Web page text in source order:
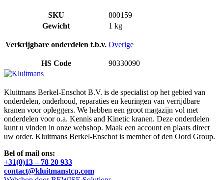
SKU
800159
Gewicht
1 kg
Verkrijgbare onderdelen t.b.v. Overige
HS Code 90330090
Kluitmans Berkel-Enschot B.V. is de specialist op het gebied van
onderdelen, onderhoud, reparaties en keuringen van verrijdbare
kranen voor opleggers. We hebben een groot magazijn vol met
onderdelen voor o.a. Kennis and Kinetic kranen. Deze onderdelen
kunt u vinden in onze webshop. Maak een account en plaats direct
uw order. Kluitmans Berkel-Enschot is member of den Oord Group.
Bel of mail ons:
+31(0)13 – 78 20 933
contact@kluitmanstcp.com